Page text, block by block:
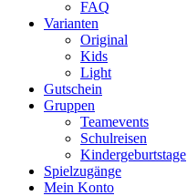
FAQ
Varianten
Original
Kids
Light
Gutschein
Gruppen
Teamevents
Schulreisen
Kindergeburtstage
Spielzugänge
Mein Konto